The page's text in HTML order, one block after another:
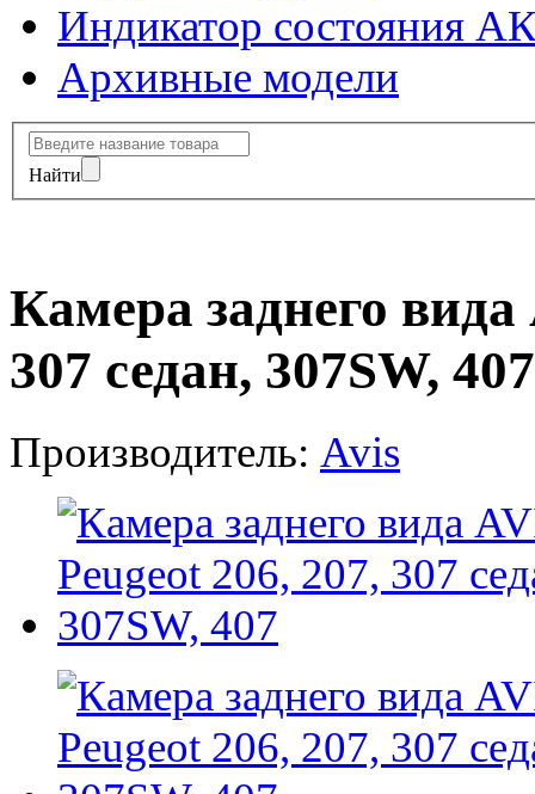
Индикатор состояния
Архивные модели
Найти
Камера заднего
307 седан, 307SW, 407
Производитель: Avis